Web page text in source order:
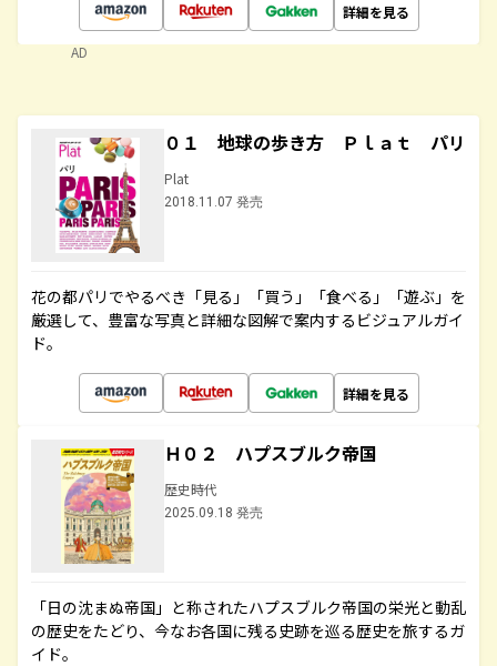
詳細を見る
AD
０１ 地球の歩き方 Ｐｌａｔ パリ
Plat
2018.11.07 発売
花の都パリでやるべき「見る」「買う」「食べる」「遊ぶ」を
厳選して、豊富な写真と詳細な図解で案内するビジュアルガイ
ド。
詳細を見る
Ｈ０２ ハプスブルク帝国
歴史時代
2025.09.18 発売
「日の沈まぬ帝国」と称されたハプスブルク帝国の栄光と動乱
の歴史をたどり、今なお各国に残る史跡を巡る歴史を旅するガ
イド。